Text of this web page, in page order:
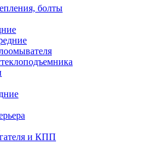
болты
и КПП